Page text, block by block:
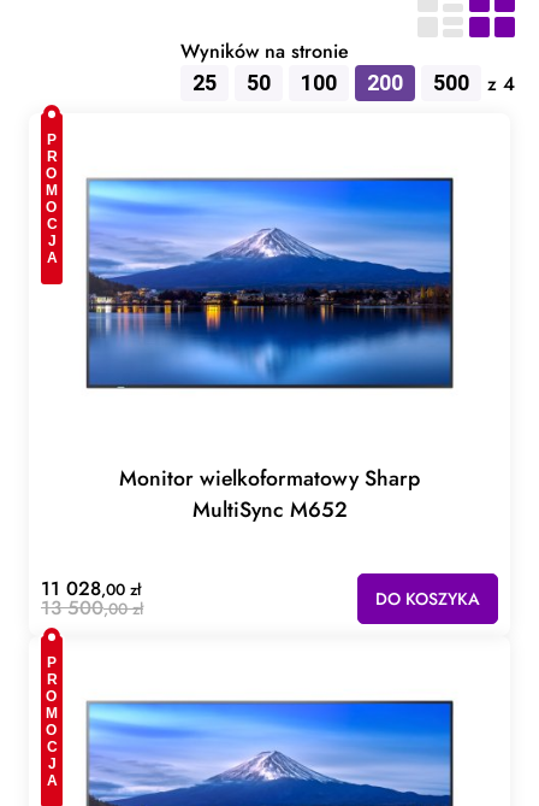
Wyników na stronie
25 50 100 200 500 z 4
PROMOCJA
Monitor wielkoformatowy Sharp
MultiSync M652
11 028,00 zł
13 500,00 zł DO KOSZYKA
PROMOCJA